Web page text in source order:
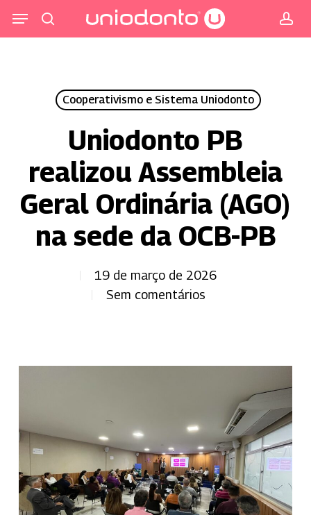
para
Menu
Cooperativismo e Sistema Uniodonto
Uniodonto PB
realizou Assembleia
Geral Ordinária (AGO)
na sede da OCB-PB
19 de março de 2026
Sem comentários